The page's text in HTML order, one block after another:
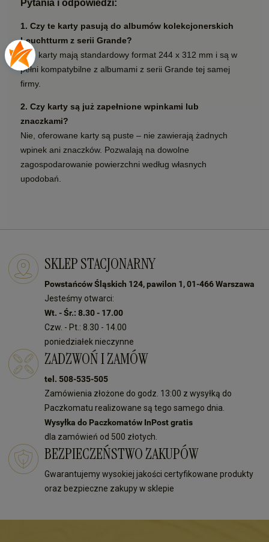
Pytania i odpowiedzi:
1. Czy te karty pasują do albumów kolekcjonerskich
Leuchtturm z serii Grande?
Tak, karty mają standardowy format 244 x 312 mm i są w
pełni kompatybilne z albumami z serii Grande tej samej
firmy.
2. Czy karty są już zapełnione wpinkami lub
znaczkami?
Nie, oferowane karty są puste – nie zawierają żadnych
wpinek ani znaczków. Pozwalają na dowolne
zagospodarowanie powierzchni według własnych
upodobań.
SKLEP STACJONARNY
Powstańców Śląskich 124, pawilon 1, 01-466 Warszawa
Jesteśmy otwarci:
Wt. - Śr.: 8.30 - 17.00
Czw. - Pt.: 8.30 - 14.00
poniedziałek nieczynne
ZADZWOŃ I ZAMÓW
tel. 508-535-505
Zamówienia złożone do godz. 13:00 z wysyłką do
Paczkomatu realizowane są tego samego dnia.
Wysyłka do Paczkomatów InPost gratis
dla zamówień od 500 złotych.
BEZPIECZEŃSTWO ZAKUPÓW
Gwarantujemy wysokiej jakości certyfikowane produkty
oraz bezpieczne zakupy w sklepie